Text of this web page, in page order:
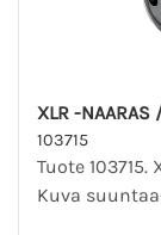
XLR -NAARAS
103715
Tuote
Kuva